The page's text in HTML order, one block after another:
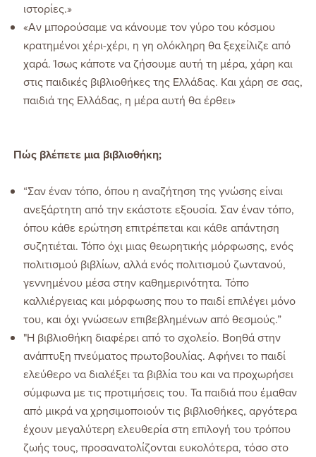
ιστορίες.»
«Αν μπορούσαμε να κάνουμε τον γύρο του κόσμου
κρατημένοι χέρι-χέρι, η γη ολόκληρη θα ξεχείλιζε από
χαρά. Ίσως κάποτε να ζήσουμε αυτή τη μέρα, χάρη και
στις παιδικές βιβλιοθήκες της Ελλάδας. Και χάρη σε σας,
παιδιά της Ελλάδας, η μέρα αυτή θα έρθει»
Πώς βλέπετε μια βιβλιοθήκη;
“Σαν έναν τόπο, όπου η αναζήτηση της γνώσης είναι
ανεξάρτητη από την εκάστοτε εξουσία. Σαν έναν τόπο,
όπου κάθε ερώτηση επιτρέπεται και κάθε απάντηση
συζητιέται. Τόπο όχι μιας θεωρητικής μόρφωσης, ενός
πολιτισμού βιβλίων, αλλά ενός πολιτισμού ζωντανού,
γεννημένου μέσα στην καθημερινότητα. Τόπο
καλλιέργειας και μόρφωσης που το παιδί επιλέγει μόνο
του, και όχι γνώσεων επιβεβλημένων από θεσμούς.”
"Η βιβλιοθήκη διαφέρει από το σχολείο. Βοηθά στην
ανάπτυξη πνεύματος πρωτοβουλίας. Αφήνει το παιδί
ελεύθερο να διαλέξει τα βιβλία του και να προχωρήσει
σύμφωνα με τις προτιμήσεις του. Τα παιδιά που έμαθαν
από μικρά να χρησιμοποιούν τις βιβλιοθήκες, αργότερα
έχουν μεγαλύτερη ελευθερία στη επιλογή του τρόπου
ζωής τους, προσανατολίζονται ευκολότερα, τόσο στο